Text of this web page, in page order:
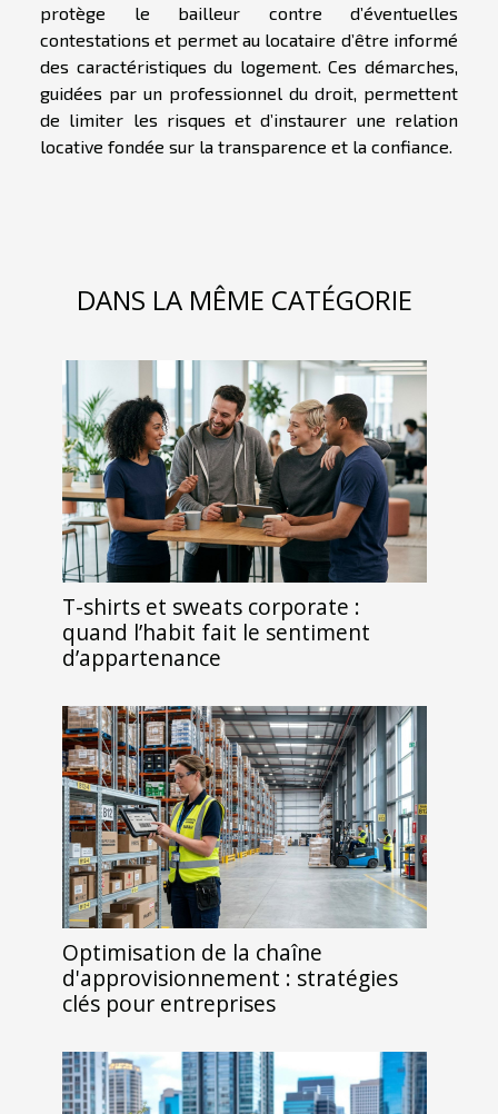
protège le bailleur contre d’éventuelles
contestations et permet au locataire d’être informé
des caractéristiques du logement. Ces démarches,
guidées par un professionnel du droit, permettent
de limiter les risques et d’instaurer une relation
locative fondée sur la transparence et la confiance.
DANS LA MÊME CATÉGORIE
T-shirts et sweats corporate :
quand l’habit fait le sentiment
d’appartenance
Optimisation de la chaîne
d'approvisionnement : stratégies
clés pour entreprises